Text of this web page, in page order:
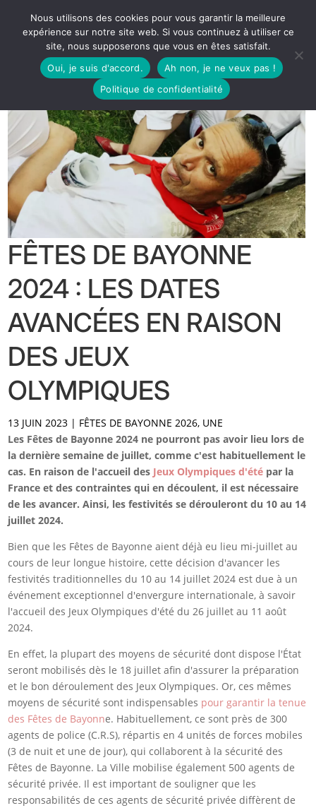
FÊTES DE BAYONNE
2024 : LES DATES
AVANCÉES EN RAISON
DES JEUX
OLYMPIQUES
13 JUIN 2023 | FÊTES DE BAYONNE 2026, UNE
Les Fêtes de Bayonne 2024 ne pourront pas avoir lieu lors de
la dernière semaine de juillet, comme c'est habituellement le
cas. En raison de l'accueil des Jeux Olympiques d'été par la
France et des contraintes qui en découlent, il est nécessaire
de les avancer. Ainsi, les festivités se dérouleront du 10 au 14
juillet 2024.
Bien que les Fêtes de Bayonne aient déjà eu lieu mi-juillet au
cours de leur longue histoire, cette décision d'avancer les
festivités traditionnelles du 10 au 14 juillet 2024 est due à un
événement exceptionnel d'envergure internationale, à savoir
l'accueil des Jeux Olympiques d'été du 26 juillet au 11 août
2024.
En effet, la plupart des moyens de sécurité dont dispose l'État
seront mobilisés dès le 18 juillet afin d'assurer la préparation
et le bon déroulement des Jeux Olympiques. Or, ces mêmes
moyens de sécurité sont indispensables pour garantir la tenue
des Fêtes de Bayonne. Habituellement, ce sont près de 300
agents de police (C.R.S), répartis en 4 unités de forces mobiles
(3 de nuit et une de jour), qui collaborent à la sécurité des
Fêtes de Bayonne. La Ville mobilise également 500 agents de
sécurité privée. Il est important de souligner que les
responsabilités de ces agents de sécurité privée diffèrent de
Nous utilisons des cookies pour vous garantir la meilleure
expérience sur notre site web. Si vous continuez à utiliser ce
site, nous supposerons que vous en êtes satisfait.
Oui, je suis d'accord.
Ah non, je ne veux pas !
Politique de confidentialité